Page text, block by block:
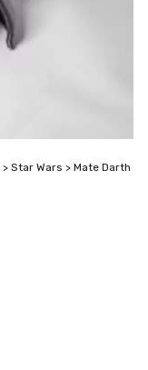
> Star Wars > Mate Darth